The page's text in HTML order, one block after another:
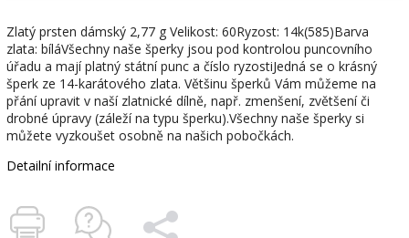
Zlatý prsten dámský 2,77 g Velikost: 60Ryzost: 14k(585)Barva
zlata: bíláVšechny naše šperky jsou pod kontrolou puncovního
úřadu a mají platný státní punc a číslo ryzostiJedná se o krásný
šperk ze 14-karátového zlata. Většinu šperků Vám můžeme na
přání upravit v naší zlatnické dílně, např. zmenšení, zvětšení či
drobné úpravy (záleží na typu šperku).Všechny naše šperky si
můžete vyzkoušet osobně na našich pobočkách.
Detailní informace